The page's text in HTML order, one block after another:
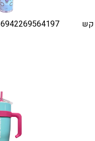
6942269564197 – כוס עם קש